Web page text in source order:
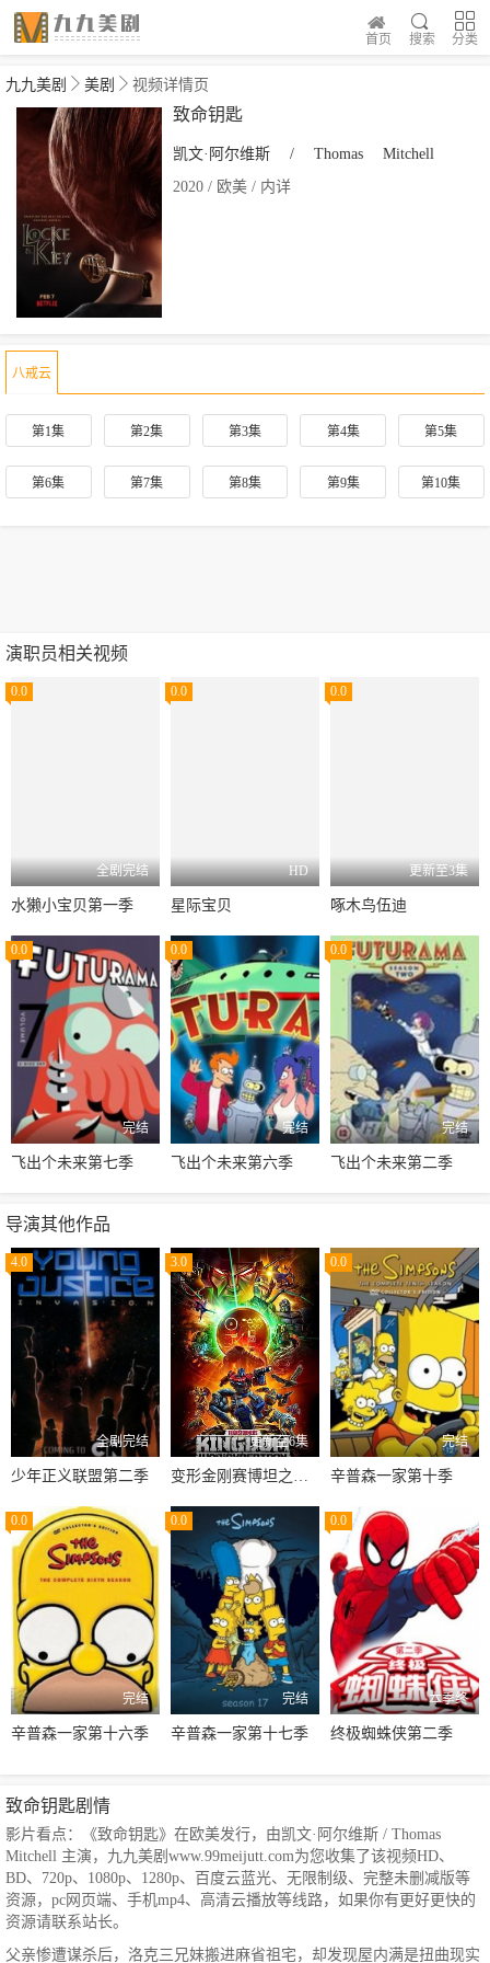
分类
搜索
首页
九九美剧 美剧 视频详情页
致命钥匙
凯文·阿尔维斯 / Thomas
Mitchell
2020 / 欧美 / 内详
八戒云
第1集 第2集 第3集 第4集 第5集
第6集 第7集 第8集 第9集 第10集
演职员相关视频
0.0
全剧完结
水獭小宝贝第一季
0.0
HD
星际宝贝
0.0
更新至3集
啄木鸟伍迪
0.0
完结
飞出个未来第七季
0.0
完结
飞出个未来第六季
0.0
完结
飞出个未来第二季
导演其他作品
4.0
全剧完结
少年正义联盟第二季
3.0
更新至6集
0.0
完结
辛普森一家第十季
0.0
完结
辛普森一家第十六季
0.0
完结
辛普森一家第十七季
0.0
本季终
终极蜘蛛侠第二季
致命钥匙剧情
影片看点：《致命钥匙》在欧美发行，由凯文·阿尔维斯 / Thomas
Mitchell 主演，九九美剧www.99meijutt.com为您收集了该视频HD、
BD、720p、1080p、1280p、百度云蓝光、无限制级、完整未删减版等
资源，pc网页端、手机mp4、高清云播放等线路，如果你有更好更快的
资源请联系站长。
父亲惨遭谋杀后，洛克三兄妹搬进麻省祖宅，却发现屋内满是扭曲现实